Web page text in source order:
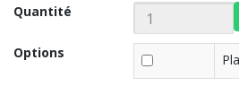
Quantité
Options